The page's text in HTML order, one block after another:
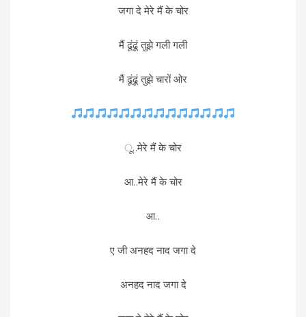
जगा दे मेरे मैं के चोर
मैं ढूंढूं तुझे गली गली
मैं ढूंढूं तुझे चारों ओर
ू..मेरे मैं के चोर
आ..मेरे मैं के चोर
आ..
ए जी अनहद नाद जगा दे
अनहद नाद जगा दे